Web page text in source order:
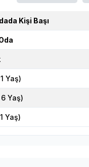
Kişi Başı
Yaş)
Yaş)
Yaş)